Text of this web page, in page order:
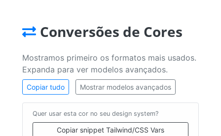
Conversões de Cores
Mostramos primeiro os formatos mais usados.
Expanda para ver modelos avançados.
Copiar tudo Mostrar modelos avançados
Quer usar esta cor no seu design system?
Copiar snippet Tailwind/CSS Vars